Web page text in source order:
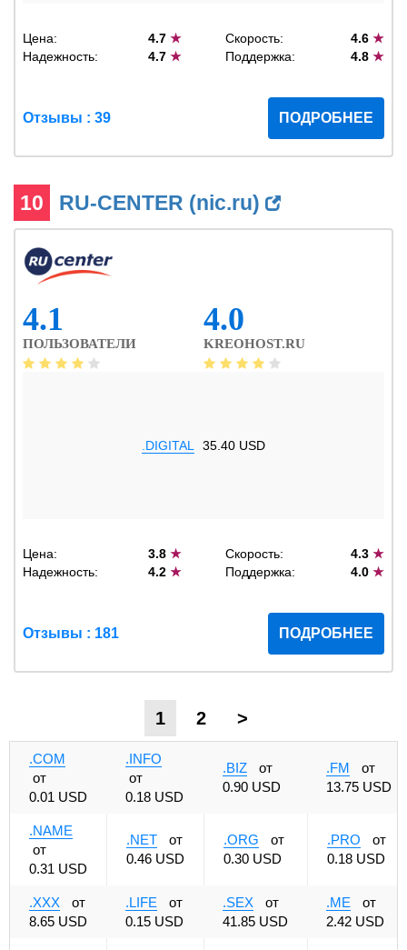
Цена: 4.7★ Скорость: 4.6 ★
Надежность:
4.7★ Поддержка: 4.8 ★
Отзывы : 39 ПОДРОБНЕЕ
10 RU-CENTER (nic.ru)
4.1
ПОЛЬЗОВАТЕЛИ
4.0
KREOHOST.RU
.DIGITAL 35.40 USD
Цена: 3.8★ Скорость: 4.3 ★
Надежность:
4.2★ Поддержка: 4.0 ★
Отзывы : 181 ПОДРОБНЕЕ
1 2 >
.COM
от
0.01 USD
.INFO
от
0.18 USD
.BIZ
от
0.90 USD
.FM
от
13.75 USD
.NAME
от
0.31 USD
.NET
от
0.46 USD
.ORG
от
0.30 USD
.PRO
от
0.18 USD
.XXX
от
8.65 USD
.LIFE
от
0.15 USD
.SEX
от
41.85 USD
.ME
от
2.42 USD